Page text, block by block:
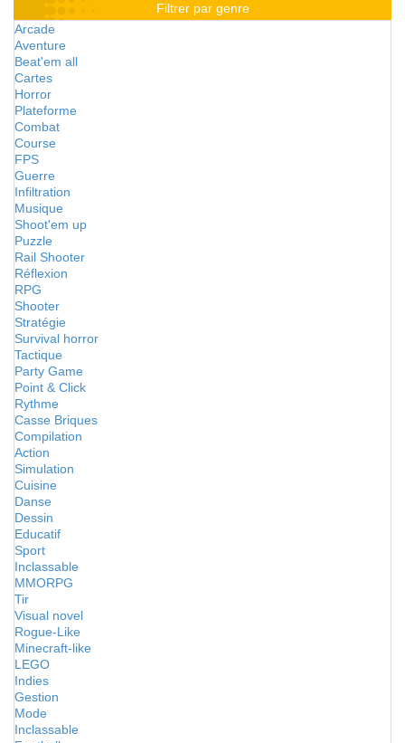
Filtrer par genre
Arcade
Aventure
Beat'em all
Cartes
Horror
Plateforme
Combat
Course
FPS
Guerre
Infiltration
Musique
Shoot'em up
Puzzle
Rail Shooter
Réflexion
RPG
Shooter
Stratégie
Survival horror
Tactique
Party Game
Point & Click
Rythme
Casse Briques
Compilation
Action
Simulation
Cuisine
Danse
Dessin
Educatif
Sport
Inclassable
MMORPG
Tir
Visual novel
Rogue-Like
Minecraft-like
LEGO
Indies
Gestion
Mode
Inclassable